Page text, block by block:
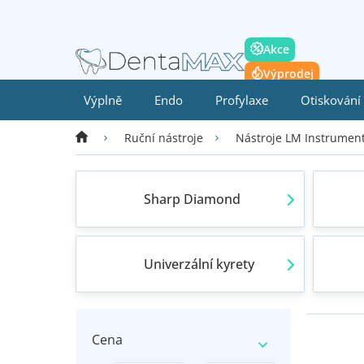
Akce
Výprodej
Výplně Endo Profylaxe Otiskování
Domů Ruční nástroje Nástroje LM
Sharp Diamond
Univerzální kyrety
Cena